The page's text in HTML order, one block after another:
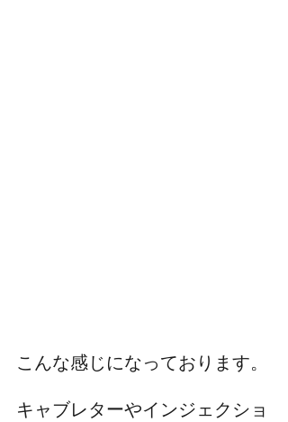
こんな感じになっております。
キャブレターやインジェクショ